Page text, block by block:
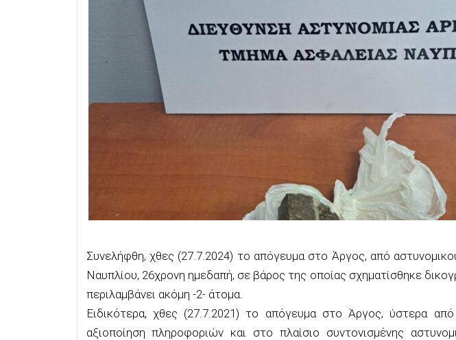
Συνελήφθη, χθες (27.7.2024) το απόγευμα στο Άργος, από
Ναυπλίου, 26χρονη ημεδαπή, σε βάρος της οποίας σχηματίσθηκε
περιλαμβάνει ακόμη -2- άτομα.
Ειδικότερα, χθες (27.7.2021) το απόγευμα στο Άργος, ύστερα από
αξιοποίηση πληροφοριών και στο πλαίσιο συντονισμένης